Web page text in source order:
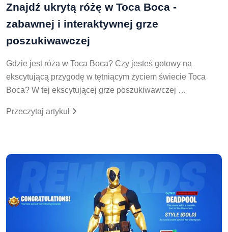
Znajdź ukrytą różę w Toca Boca -
zabawnej i interaktywnej grze
poszukiwawczej
Gdzie jest róża w Toca Boca? Czy jesteś gotowy na
ekscytującą przygodę w tętniącym życiem świecie Toca
Boca? W tej ekscytującej grze poszukiwawczej …
Przeczytaj artykuł